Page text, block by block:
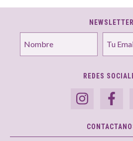
NEWSLETTER
REDES